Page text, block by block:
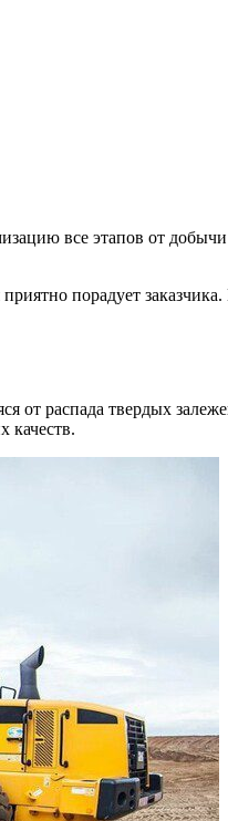
все этапов от
порадует
от распада твердых
качеств.